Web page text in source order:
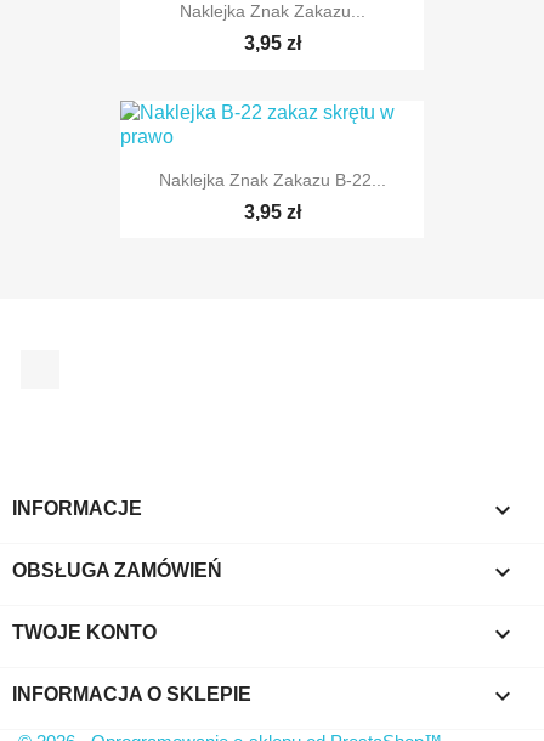
TYLKO ONLINE
Naklejka Znak Zakazu...
3,95 zł
TYLKO ONLINE
Naklejka Znak Zakazu B-22...
3,95 zł
INFORMACJE 
OBSŁUGA ZAMÓWIEŃ 
TWOJE KONTO 
INFORMACJA O SKLEPIE keyboard_arrow_down